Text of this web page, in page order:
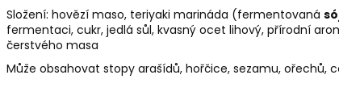
Složení: hovězí maso, teriyaki marináda (fermentovaná
fermentaci, cukr, jedlá sůl, kvasný ocet lihový, přírodní
čerstvého masa
Může obsahovat stopy arašídů, hořčice, sezamu, ořechů,